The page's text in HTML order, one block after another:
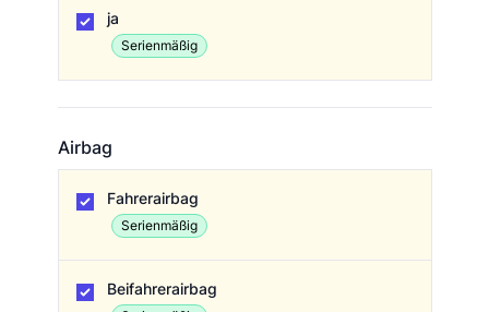
ja
Serienmäßig
Airbag
Fahrerairbag
Serienmäßig
Beifahrerairbag